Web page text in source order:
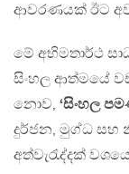
ආවරණයක් ඊට
මේ අභිමතාර්ථ
සිංහල ආත්මයේ
නොව, ‘සිංහල
දුර්ජන, මුග්ධ සහ
අත්වැරැද්දක්